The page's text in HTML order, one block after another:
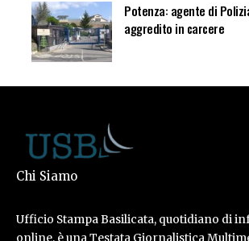
Potenza: agente di
aggredito in carcere
Chi Siamo
Ufficio Stampa Basilicata, quotidiano di
online, è una Testata Giornalistica